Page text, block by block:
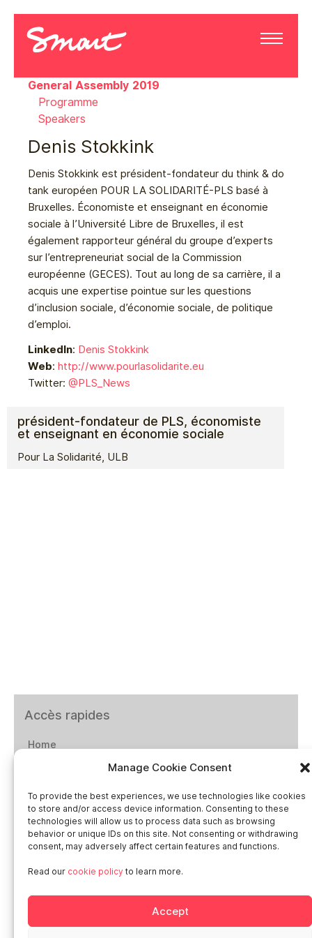
Manage Cookie Consent
To provide the best experiences, we use technologies like cookies
to store and/or access device information. Consenting to these
technologies will allow us to process data such as browsing
behavior or unique IDs on this site. Not consenting or withdrawing
consent, may adversely affect certain features and functions.
Read our cookie policy to learn more.
Accept
General Assembly 2019
Programme
Speakers
Denis Stokkink
Denis Stokkink est président-fondateur du think & do
tank européen POUR LA SOLIDARITÉ-PLS basé à
Bruxelles. Économiste et enseignant en économie
sociale à l’Université Libre de Bruxelles, il est
également rapporteur général du groupe d’experts
sur l’entrepreneuriat social de la Commission
européenne (GECES). Tout au long de sa carrière, il a
acquis une expertise pointue sur les questions
d’inclusion sociale, d’économie sociale, de politique
d’emploi.
LinkedIn: Denis Stokkink
Web: http://www.pourlasolidarite.eu
Twitter: @PLS_News
président-fondateur de PLS, économiste
et enseignant en économie sociale
Pour La Solidarité, ULB
Accès rapides
Home
Smart in Europe
Deutschland